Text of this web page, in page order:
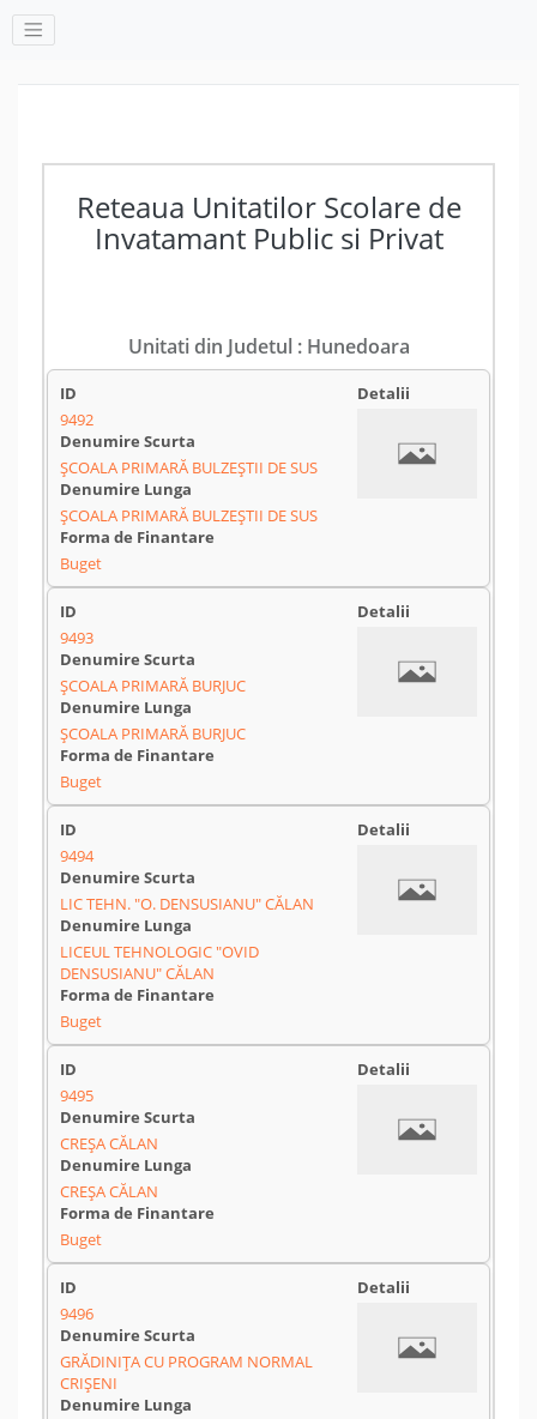
Reteaua Unitatilor Scolare de
Invatamant Public si Privat
Unitati din Judetul : Hunedoara
9492
ȘCOALA PRIMARĂ BULZEȘTII DE SUS
ȘCOALA PRIMARĂ BULZEȘTII DE SUS
Buget
9493
ȘCOALA PRIMARĂ BURJUC
ȘCOALA PRIMARĂ BURJUC
Buget
9494
LIC TEHN. "O. DENSUSIANU" CĂLAN
LICEUL TEHNOLOGIC "OVID
DENSUSIANU" CĂLAN
Buget
9495
CREȘA CĂLAN
CREȘA CĂLAN
Buget
9496
GRĂDINIȚA CU PROGRAM NORMAL
CRIȘENI